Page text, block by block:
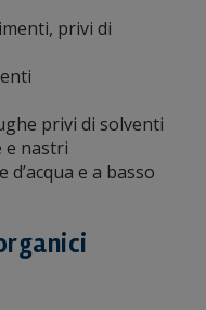
privi di
privi di solventi
e nastri
e a basso